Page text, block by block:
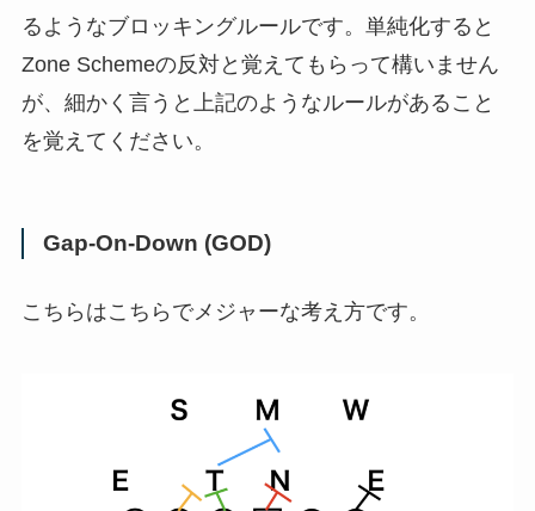
るようなブロッキングルールです。単純化すると
Zone Schemeの反対と覚えてもらって構いません
が、細かく言うと上記のようなルールがあること
を覚えてください。
Gap-On-Down (GOD)
こちらはこちらでメジャーな考え方です。